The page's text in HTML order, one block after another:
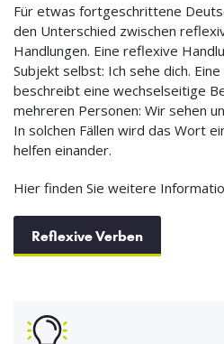
Für etwas fortgeschrittene
den Unterschied zwischen
Handlungen. Eine reflexive
Subjekt selbst: Ich sehe dich.
beschreibt eine wechselseitige
mehreren Personen: Wir sehen
In solchen Fällen wird das Wort
helfen einander.
Hier finden Sie weitere
Reflexive Verben